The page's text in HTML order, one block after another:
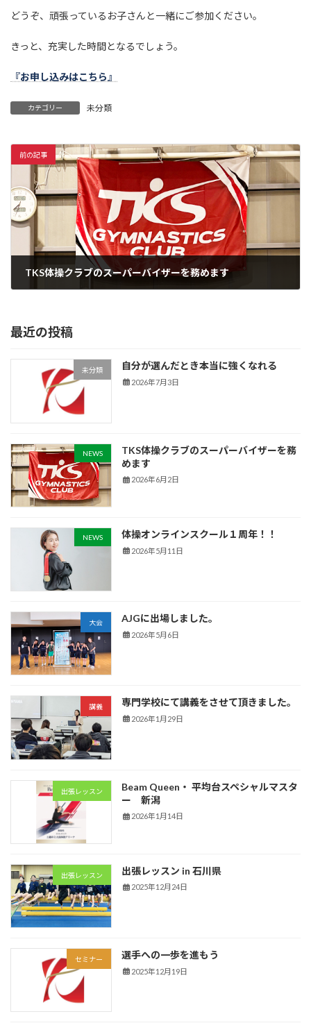
どうぞ、頑張っているお子さんと一緒にご参加ください。
きっと、充実した時間となるでしょう。
『お申し込みはこちら』
カテゴリー 未分類
前の記事
TKS体操クラブのスーパーバイザーを務めます
最近の投稿
未分類 自分が選んだとき本当に強くなれる
2026年7月3日
NEWS
TKS体操クラブのスーパーバイザーを務
めます
2026年6月2日
NEWS 体操オンラインスクール１周年！！
2026年5月11日
大会 AJGに出場しました。
2026年5月6日
講義 専門学校にて講義をさせて頂きました。
2026年1月29日
出張レッスン
Beam Queen・ 平均台スペシャルマスタ
ー 新潟
2026年1月14日
出張レッスン 出張レッスン in 石川県
2025年12月24日
セミナー 選手への一歩を進もう
2025年12月19日